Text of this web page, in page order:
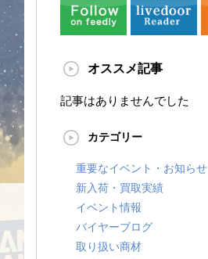
オススメ記事
記事はありませんでした
カテゴリー
重要なイベント・お知らせ
新入荷・買取実績
イベント情報
バイヤーブログ
取り扱い商材